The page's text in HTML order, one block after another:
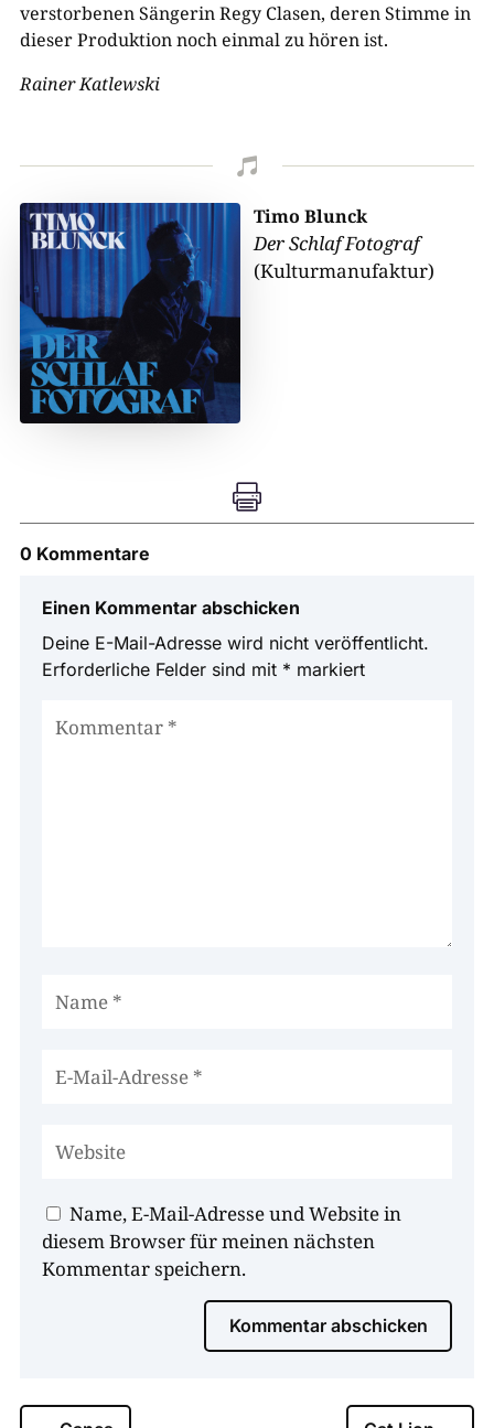
verstorbenen Sängerin Regy Clasen, deren Stimme in
dieser Produktion noch einmal zu hören ist.
Rainer Katlewski

Timo Blunck
Der Schlaf Fotograf
(Kulturmanufaktur)

0 Kommentare
Einen Kommentar abschicken
Deine E-Mail-Adresse wird nicht veröffentlicht.
Erforderliche Felder sind mit * markiert
Name, E-Mail-Adresse und Website in
diesem Browser für meinen nächsten
Kommentar speichern.
Kommentar abschicken